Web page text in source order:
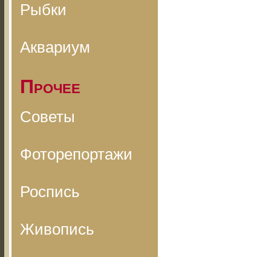
Рыбки
Аквариум
Прочее
Советы
Фоторепортажи
Роспись
Живопись